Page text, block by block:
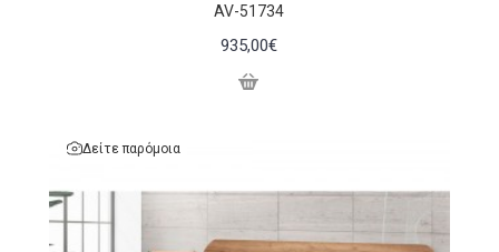
AV-51734
935,00€
Δείτε παρόμοια